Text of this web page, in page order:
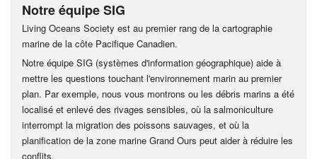
Notre équipe SIG
Living Oceans Society est au premier rang de la cartographie
marine de la côte Pacifique Canadien.
Notre équipe SIG (systèmes d'information géographique) aide à
mettre les questions touchant l'environnement marin au premier
plan. Par exemple, nous vous montrons ou les débris marins a été
localisé et enlevé des rivages sensibles, où la salmoniculture
interrompt la migration des poissons sauvages, et où la
planification de la zone marine Grand Ours peut aider à réduire les
conflits.